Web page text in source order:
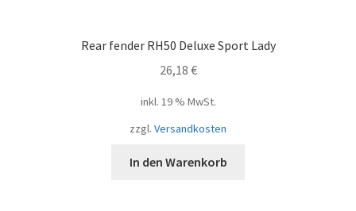
Rear fender RH50 Deluxe Sport Lady
26,18 €
inkl. 19 % MwSt.
zzgl. Versandkosten
In den Warenkorb